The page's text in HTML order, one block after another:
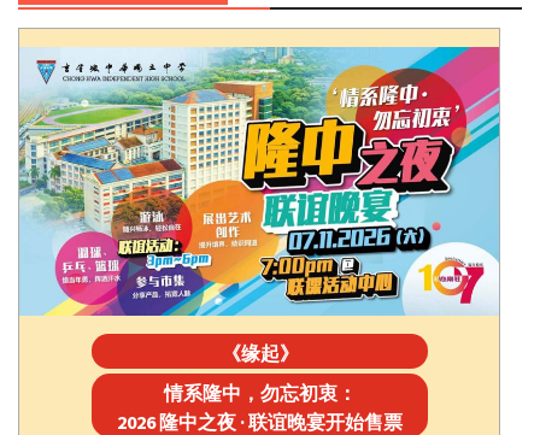
《缘起》
情系隆中，勿忘初衷：
2026 隆中之夜 · 联谊晚宴开始售票